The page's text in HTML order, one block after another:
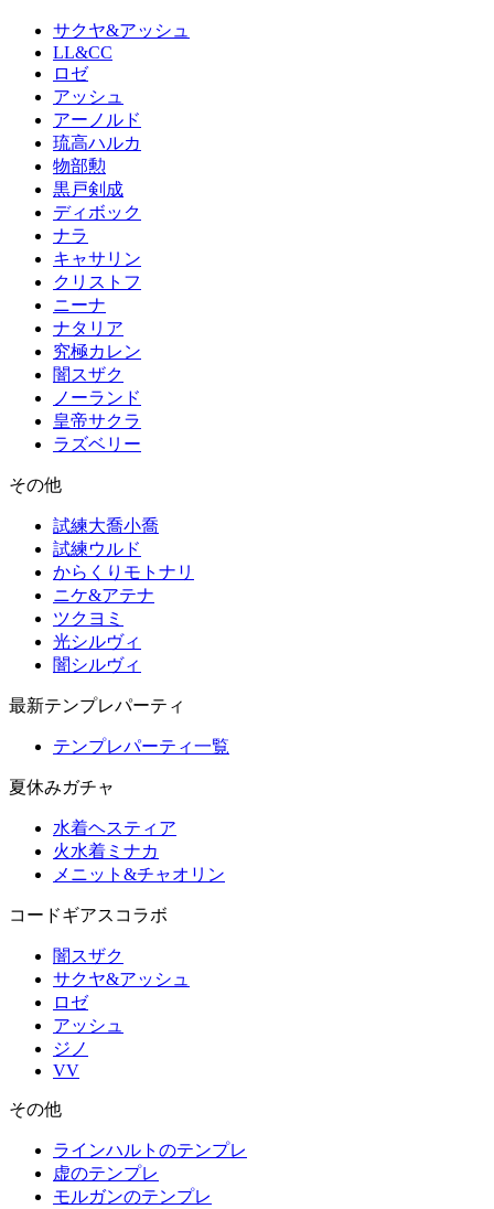
サクヤ&アッシュ
LL&CC
ロゼ
アッシュ
アーノルド
琉高ハルカ
物部勲
黒戸剣成
ディボック
ナラ
キャサリン
クリストフ
ニーナ
ナタリア
究極カレン
闇スザク
ノーランド
皇帝サクラ
ラズベリー
その他
試練大喬小喬
試練ウルド
からくりモトナリ
ニケ&アテナ
ツクヨミ
光シルヴィ
闇シルヴィ
最新テンプレパーティ
テンプレパーティ一覧
夏休みガチャ
水着ヘスティア
火水着ミナカ
メニット&チャオリン
コードギアスコラボ
闇スザク
サクヤ&アッシュ
ロゼ
アッシュ
ジノ
VV
その他
ラインハルトのテンプレ
虚のテンプレ
モルガンのテンプレ